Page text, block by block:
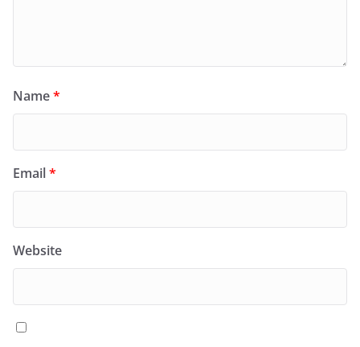
Name*
Email*
Website